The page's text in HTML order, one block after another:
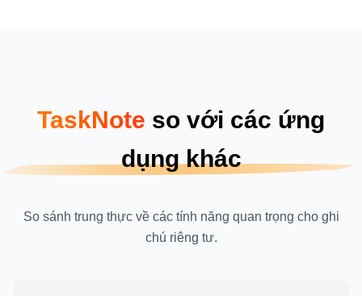
TaskNote so với các ứng
dụng khác
So sánh trung thực về các tính năng quan trọng cho ghi
chú riêng tư.